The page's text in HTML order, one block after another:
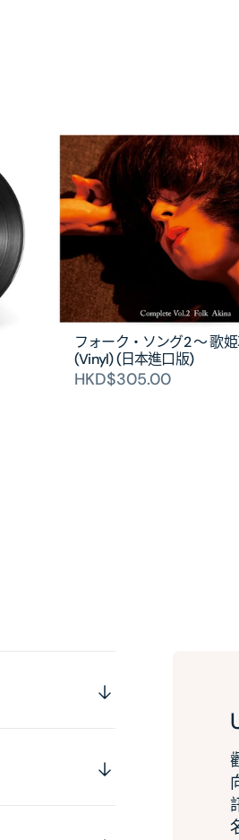
フォーク・ソング2 ～ 歌
(Vinyl) (日本進口版)
HKD$305.00